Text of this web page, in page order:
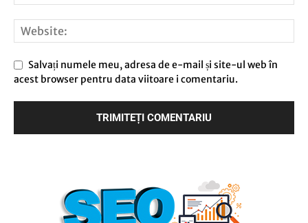
Salvați numele meu, adresa de e-mail și site-ul web în
acest browser pentru data viitoare i comentariu.